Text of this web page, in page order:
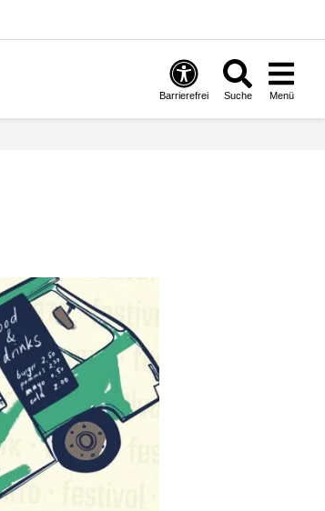
Barrierefrei Suche Menü